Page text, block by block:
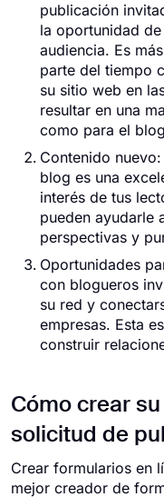
publicación
la oportunidad
audiencia. Es
parte del tiempo
su sitio web en
resultar en una
como para el
Contenido
blog es una
interés de tus
pueden ayudarle
perspectivas y
Oportunidades
con blogueros
su red y
empresas. Esta
construir
Cómo crear
solicitud de
Crear formularios en
mejor creador de